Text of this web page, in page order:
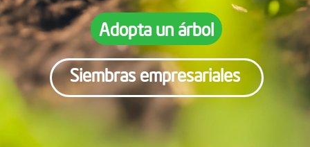
Adopta un árbol
Siembras empresariales